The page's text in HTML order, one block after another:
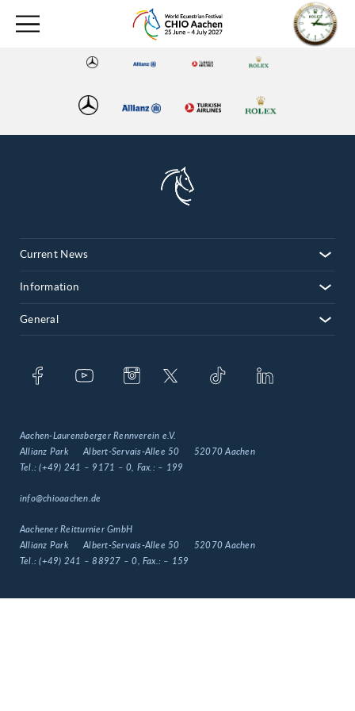
Current News
Information
General
Aachen-Laurensberger Rennverein e.V.
Allianz Park
Albert-Servais-Allee 50
52070 Aachen
Tel.:(+49) 241 – 9171 – 0 , Fax.: – 199
info@chioaachen.de
Aachener Reitturnier GmbH
Allianz Park
Albert-Servais-Allee 50
52070 Aachen
Tel.:(+49) 241 – 88927 – 0 , Fax.: – 159